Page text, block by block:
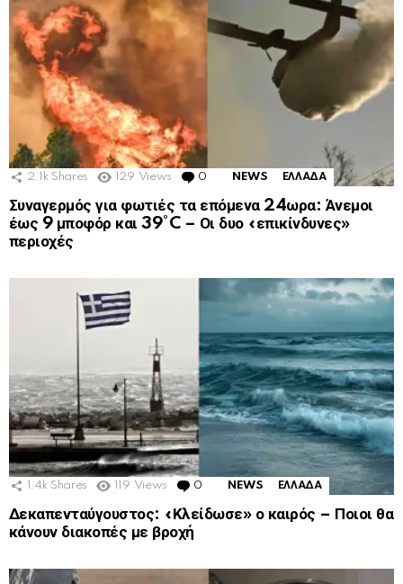
2.1k Shares 129 Views 0 Comments
NEWS ΕΛΛΑΔΑ
Συναγερμός για φωτιές τα επόμενα 24ωρα: Άνεμοι
έως 9 μποφόρ και 39°C – Οι δυο «επικίνδυνες»
περιοχές
1.4k Shares 119 Views 0 Comments
NEWS ΕΛΛΑΔΑ
Δεκαπενταύγουστος: «Κλείδωσε» ο καιρός – Ποιοι θα
κάνουν διακοπές με βροχή